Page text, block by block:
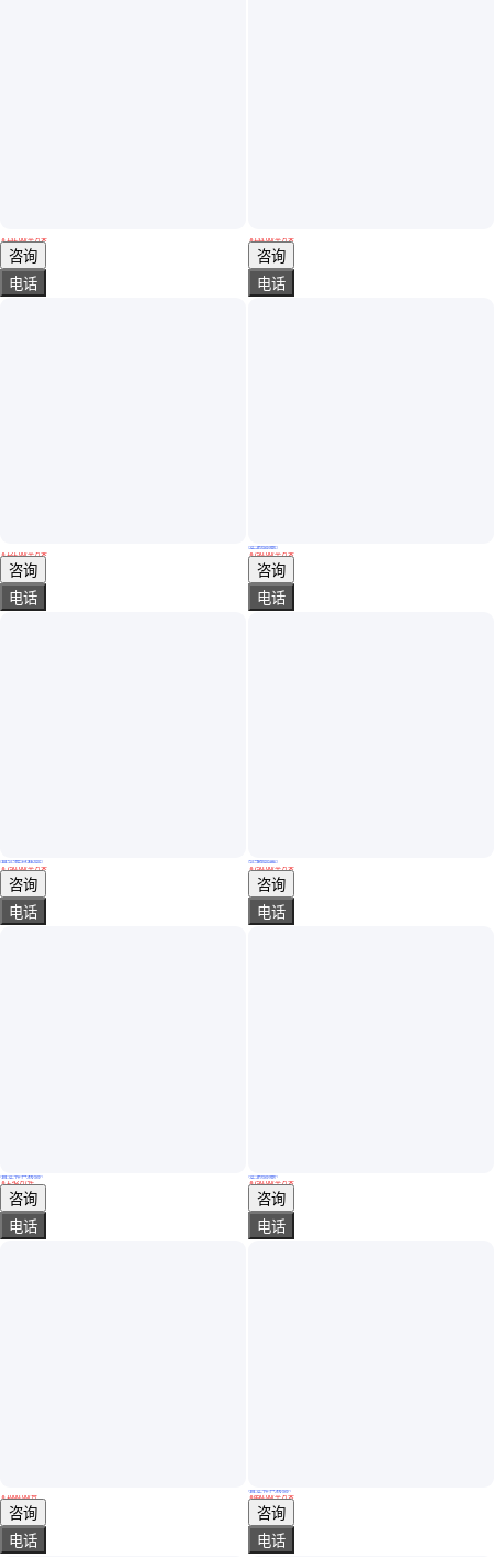
￥ 131 .00/平方米
广东广州
咨询
电话
￥ 121 .00/平方米
贵州毕节
咨询
电话
双开单开隔音门 静音门 防火软包开视窗音乐室 录音室 卧室阻音门
真实性已核验
￥ 750.00/平方米
河南郑州
咨询
电话
声学隔声门鼓房钢琴音乐室静音门电视台直播间防火软包隔音门
真实性已核验
￥ 1 .42万/件
河南郑州
咨询
电话
￥1000.00/台
天津
咨询
电话
￥133 .00/平方米
湖北鄂州
咨询
电话
钢制静音门 客房卧室 软包颜色可选 非标制作 明智伟业门窗
实地验商
￥750 .00/平方米
内蒙古乌海
咨询
电话
42-45分贝静音门 非标制作 机房 明智伟业门窗 娱乐场所
实地验商
￥750 .00/平方米
辽宁抚顺
咨询
电话
钢制静音门 规模生产 录音棚 明智伟业门窗 软包颜色可选
实地验商
￥750 .00/平方米
内蒙古呼和浩特
咨询
电话
高分贝隔音门 软包皮革单扇双扇防火自动录音室 直播间隔声门 静音门
真实性已核验
￥850.00/平方米
福建厦门
咨询
电话